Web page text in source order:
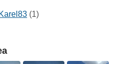
Karel83 (1)